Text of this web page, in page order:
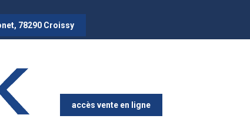
78290 Croissy
accès vente en ligne